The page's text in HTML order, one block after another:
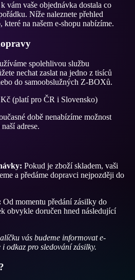
vám vaše objednávka dostala co
Níže naleznete přehled
na našem e-shopu nabízíme.
spolehlivou službu
nechat zaslat na jedno z tisíců
do samoobslužných Z-BOXů.
(platí pro ČR i Slovensko)
době nenabízíme možnost
adrese.
Pokud je zboží skladem, vaši
a předáme dopravci nejpozději do
Od momentu předání zásilky do
obvykle doručen hned následující
vás budeme informovat e-
odkaz pro sledování zásilky.